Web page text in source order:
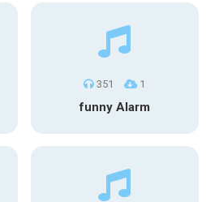
351 1
funny Alarm